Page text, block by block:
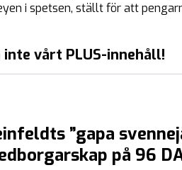
i spetsen, ställt för att
inte vårt PLUS-innehåll!
”gapa
på 96